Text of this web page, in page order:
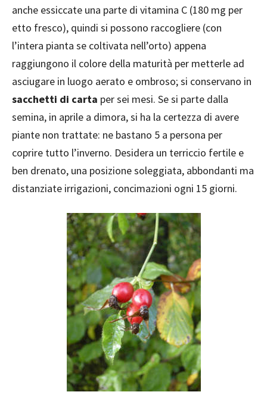
anche essiccate una parte di vitamina C (180 mg per
etto fresco), quindi si possono raccogliere (con
l’intera pianta se coltivata nell’orto) appena
raggiungono il colore della maturità per metterle ad
asciugare in luogo aerato e ombroso; si conservano in
sacchetti di carta per sei mesi. Se si parte dalla
semina, in aprile a dimora, si ha la certezza di avere
piante non trattate: ne bastano 5 a persona per
coprire tutto l’inverno. Desidera un terriccio fertile e
ben drenato, una posizione soleggiata, abbondanti ma
distanziate irrigazioni, concimazioni ogni 15 giorni.